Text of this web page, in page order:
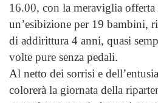
16.00, con la meraviglia
un’esibizione per 19 bambini,
di addirittura 4 anni, quasi
volte pure senza pedali.
Al netto dei sorrisi e
colorerà la giornata della